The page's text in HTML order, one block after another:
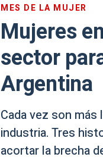
MES DE LA MUJER
Mujeres
sector
Argentina
Cada vez son
industria. Tres
acortar la brecha